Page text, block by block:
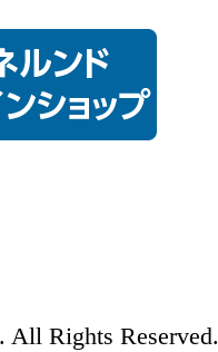
Rights Reserved.